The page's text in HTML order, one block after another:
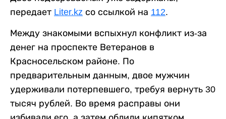
передает Liter.kz со ссылкой на 112.
Между знакомыми вспыхнул конфликт из-за
денег на проспекте Ветеранов в
Красносельском районе. По
предварительным данным, двое мужчин
удерживали потерпевшего, требуя вернуть 30
тысяч рублей. Во время расправы они